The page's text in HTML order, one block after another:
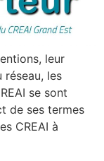
leur
réseau, les
se sont
de ses termes
CREAI à